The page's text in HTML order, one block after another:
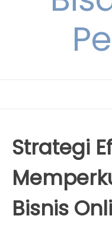
Strategi
Bisnis